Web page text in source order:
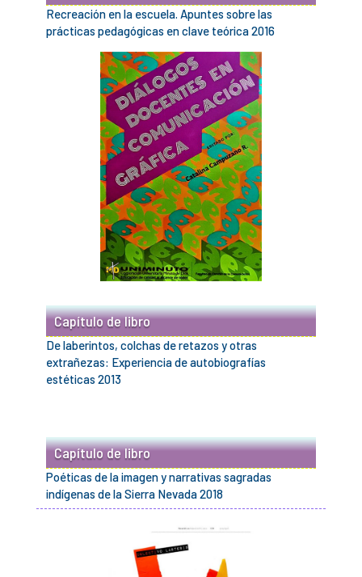
Recreación en la escuela. Apuntes sobre las
prácticas pedagógicas en clave teórica 2016
Capítulo de libro
De laberintos, colchas de retazos y otras
extrañezas: Experiencia de autobiografías
estéticas 2013
Capítulo de libro
Poéticas de la imagen y narrativas sagradas
indígenas de la Sierra Nevada 2018